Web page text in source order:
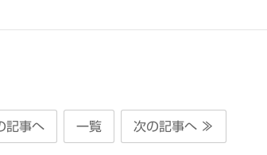
記事へ 一覧 次の記事へ ≫